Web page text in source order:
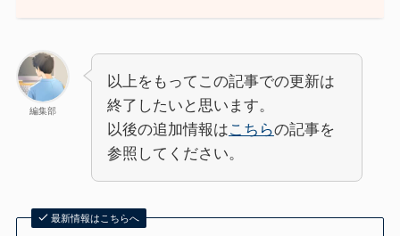
編集部
以上をもってこの記事での更新は
終了したいと思います。
以後の追加情報はこちらの記事を
参照してください。
最新情報はこちらへ